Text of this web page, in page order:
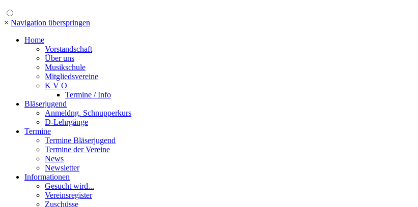
× Navigation überspringen
Home
Vorstandschaft
Über uns
Musikschule
Mitgliedsvereine
K V O
Termine / Info
Bläserjugend
Anmeldng. Schnupperkurs
D-Lehrgänge
Termine
Termine Bläserjugend
Termine der Vereine
News
Newsletter
Informationen
Gesucht wird...
Vereinsregister
Zuschüsse